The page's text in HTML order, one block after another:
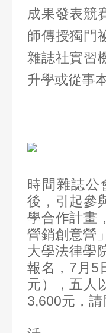
成果發表競
師傳授獨門
雜誌社實習
升學或從事
時間雜誌公
後，引起參
學合作計畫
營銷創意營
大學法律學
報名，7月5
元），五人
3,600元，